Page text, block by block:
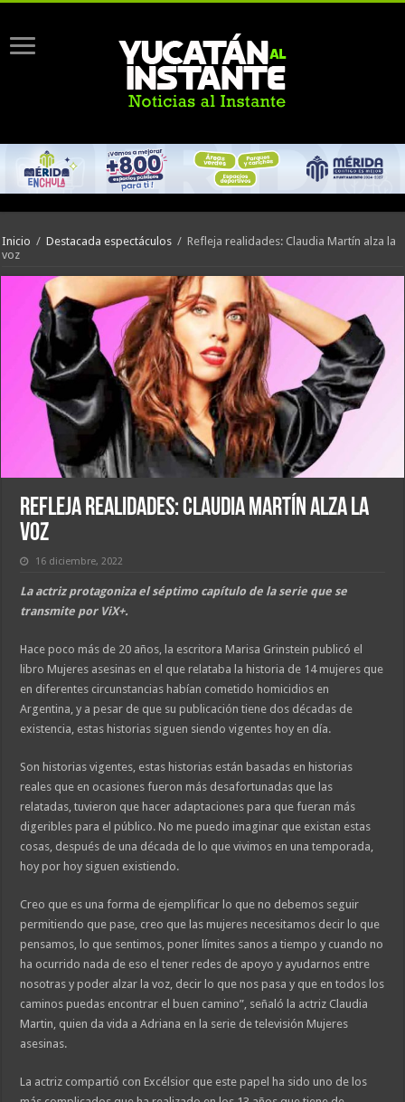
Inicio / Destacada espectáculos / Refleja realidades: Claudia Martín alza la
voz
Refleja realidades: Claudia Martín alza la
voz
16 diciembre, 2022
La actriz protagoniza el séptimo capítulo de la serie que se
transmite por ViX+.
Hace poco más de 20 años, la escritora Marisa Grinstein publicó el
libro Mujeres asesinas en el que relataba la historia de 14 mujeres que
en diferentes circunstancias habían cometido homicidios en
Argentina, y a pesar de que su publicación tiene dos décadas de
existencia, estas historias siguen siendo vigentes hoy en día.
Son historias vigentes, estas historias están basadas en historias
reales que en ocasiones fueron más desafortunadas que las
relatadas, tuvieron que hacer adaptaciones para que fueran más
digeribles para el público. No me puedo imaginar que existan estas
cosas, después de una década de lo que vivimos en una temporada,
hoy por hoy siguen existiendo.
Creo que es una forma de ejemplificar lo que no debemos seguir
permitiendo que pase, creo que las mujeres necesitamos decir lo que
pensamos, lo que sentimos, poner límites sanos a tiempo y cuando no
ha ocurrido nada de eso el tener redes de apoyo y ayudarnos entre
nosotras y poder alzar la voz, decir lo que nos pasa y que en todos los
caminos puedas encontrar el buen camino”, señaló la actriz Claudia
Martin, quien da vida a Adriana en la serie de televisión Mujeres
asesinas.
La actriz compartió con Excélsior que este papel ha sido uno de los